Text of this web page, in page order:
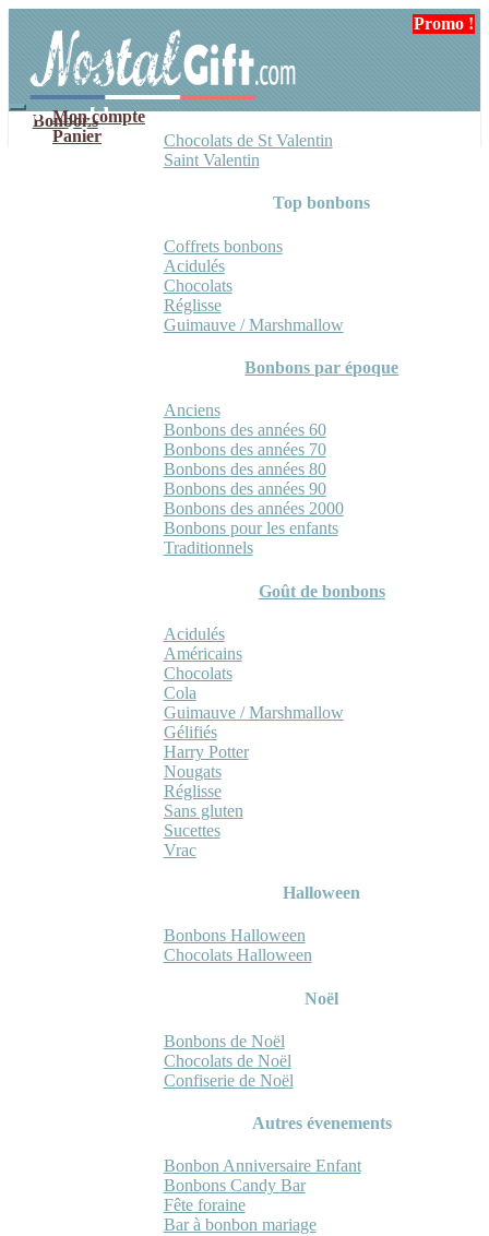
navigation
contenu
Mon compte
Panier
Bonbons
Chocolats de St Valentin
Saint Valentin
Top bonbons
Coffrets bonbons
Acidulés
Chocolats
Réglisse
Guimauve / Marshmallow
Bonbons par époque
Anciens
Bonbons des années 60
Bonbons des années 70
Bonbons des années 80
Bonbons des années 90
Bonbons des années 2000
Bonbons pour les enfants
Traditionnels
Goût de bonbons
Acidulés
Américains
Chocolats
Cola
Guimauve / Marshmallow
Gélifiés
Harry Potter
Nougats
Réglisse
Sans gluten
Sucettes
Vrac
Halloween
Bonbons Halloween
Chocolats Halloween
Noël
Bonbons de Noël
Chocolats de Noël
Confiserie de Noël
Autres évenements
Bonbon Anniversaire Enfant
Bonbons Candy Bar
Fête foraine
Bar à bonbon mariage
Promo !
Promo !
Promo !